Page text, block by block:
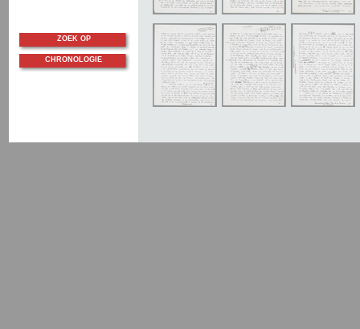
ZOEK OP
CHRONOLOGIE